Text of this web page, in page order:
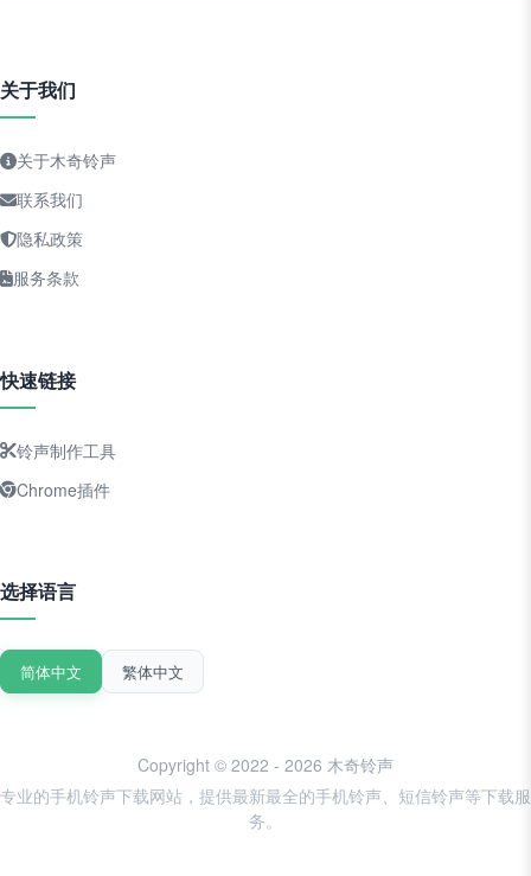
关于我们
关于木奇铃声
联系我们
隐私政策
服务条款
快速链接
铃声制作工具
Chrome插件
选择语言
简体中文 繁体中文
Copyright © 2022 - 2026 木奇铃声
专业的手机铃声下载网站，提供最新最全的手机铃声、短信铃声等下载服
务。